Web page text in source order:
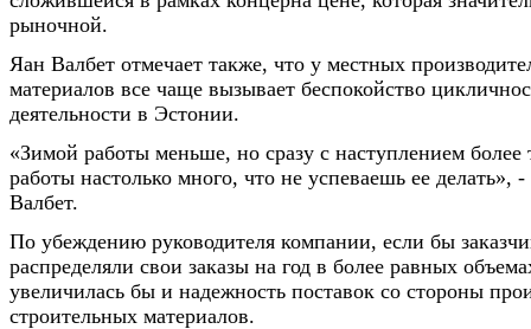
рыночной.
Яан Валбет отмечает также, что у местных
материалов все чаще вызывает беспокойство
деятельности в Эстонии.
«Зимой работы меньше, но сразу с наступлением более
работы настолько много, что не успеваешь ее делать»,
Валбет.
По убеждению руководителя компании, если бы
распределяли свои заказы на год в более равных
увеличилась бы и надежность поставок со стороны
строительных материалов.